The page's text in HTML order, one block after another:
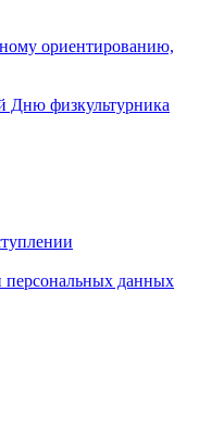
ориентированию,
Дню физкультурника
данных